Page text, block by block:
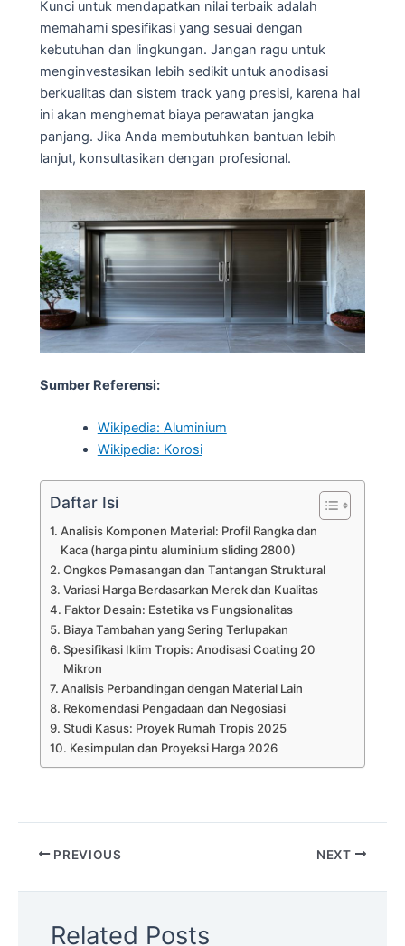
Kunci untuk mendapatkan nilai terbaik adalah
memahami spesifikasi yang sesuai dengan
kebutuhan dan lingkungan. Jangan ragu untuk
menginvestasikan lebih sedikit untuk anodisasi
berkualitas dan sistem track yang presisi, karena hal
ini akan menghemat biaya perawatan jangka
panjang. Jika Anda membutuhkan bantuan lebih
lanjut, konsultasikan dengan profesional.
Sumber Referensi:
Wikipedia: Aluminium
Wikipedia: Korosi
Daftar Isi
Analisis Komponen Material: Profil Rangka dan
Kaca (harga pintu aluminium sliding 2800)
Ongkos Pemasangan dan Tantangan Struktural
Variasi Harga Berdasarkan Merek dan Kualitas
Faktor Desain: Estetika vs Fungsionalitas
Biaya Tambahan yang Sering Terlupakan
Spesifikasi Iklim Tropis: Anodisasi Coating 20
Mikron
Analisis Perbandingan dengan Material Lain
Rekomendasi Pengadaan dan Negosiasi
Studi Kasus: Proyek Rumah Tropis 2025
Kesimpulan dan Proyeksi Harga 2026
PREVIOUS NEXT
Related Posts